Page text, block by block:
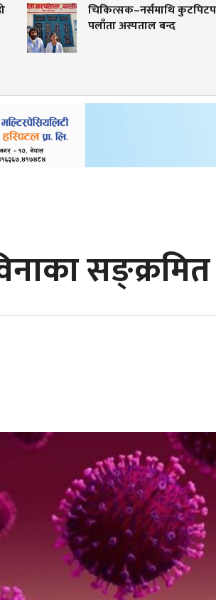
चिकित्सक–नर्समाथि कुटपिटपछि
पलाँता अस्पताल बन्द
सङ्क्रमित